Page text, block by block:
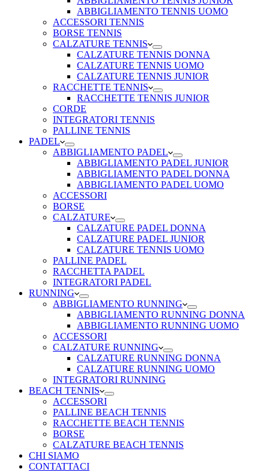
ABBIGLIAMENTO TENNIS UOMO
ACCESSORI TENNIS
BORSE TENNIS
CALZATURE TENNIS
CALZATURE TENNIS DONNA
CALZATURE TENNIS UOMO
CALZATURE TENNIS JUNIOR
RACCHETTE TENNIS
RACCHETTE TENNIS JUNIOR
CORDE
INTEGRATORI TENNIS
PALLINE TENNIS
PADEL
ABBIGLIAMENTO PADEL
ABBIGLIAMENTO PADEL JUNIOR
ABBIGLIAMENTO PADEL DONNA
ABBIGLIAMENTO PADEL UOMO
ACCESSORI
BORSE
CALZATURE
CALZATURE PADEL DONNA
CALZATURE PADEL JUNIOR
CALZATURE TENNIS UOMO
PALLINE PADEL
RACCHETTA PADEL
INTEGRATORI PADEL
RUNNING
ABBIGLIAMENTO RUNNING
ABBIGLIAMENTO RUNNING DONNA
ABBIGLIAMENTO RUNNING UOMO
ACCESSORI
CALZATURE RUNNING
CALZATURE RUNNING DONNA
CALZATURE RUNNING UOMO
INTEGRATORI RUNNING
BEACH TENNIS
ACCESSORI
PALLINE BEACH TENNIS
RACCHETTE BEACH TENNIS
BORSE
CALZATURE BEACH TENNIS
CHI SIAMO
CONTATTACI